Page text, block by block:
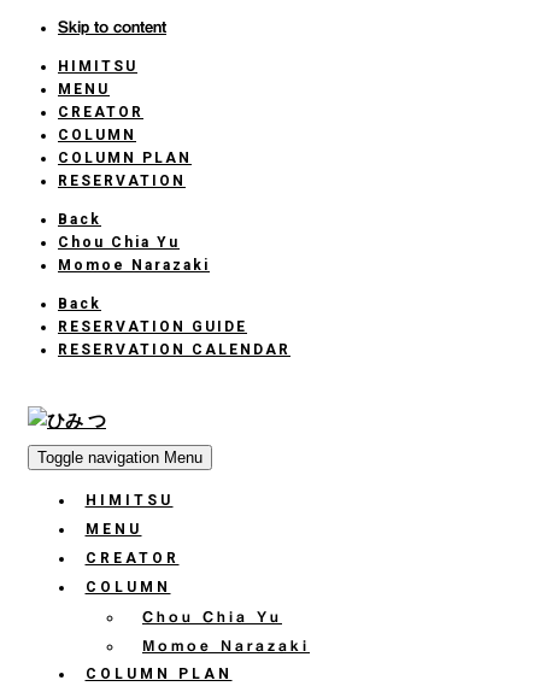
Skip to content
HOME
HIMITSU
MENU
CREATOR
COLUMN
COLUMN PLAN
RESERVATION
Back
Chou Chia Yu
Momoe Narazaki
Back
RESERVATION GUIDE
RESERVATION CALENDAR
Toggle navigation Menu
HIMITSU
MENU
CREATOR
COLUMN
Chou Chia Yu
Momoe Narazaki
COLUMN PLAN